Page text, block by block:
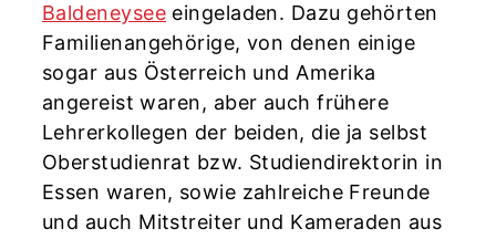
Baldeneyseeeingeladen. Dazu gehörten
Familienangehörige, von denen einige
sogar aus Österreich und Amerika
angereist waren, aber auch frühere
Lehrerkollegen der beiden, die ja selbst
Oberstudienrat bzw. Studiendirektorin in
Essen waren, sowie zahlreiche Freunde
und auch Mitstreiter und Kameraden aus